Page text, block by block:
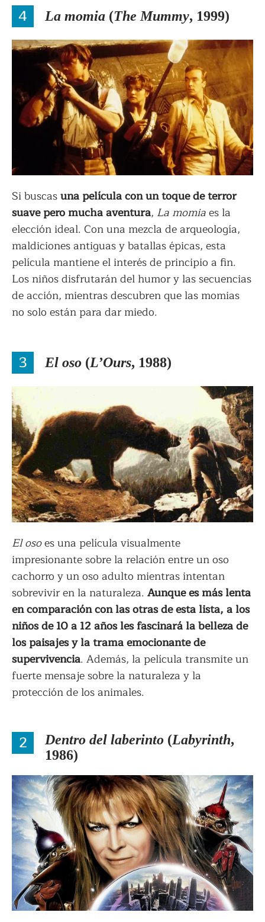
4 La momia (The Mummy, 1999)
Si buscasuna película con un toque de terror
suave pero mucha aventura, La momiaes la
elección ideal. Con una mezcla de arqueología,
maldiciones antiguas y batallas épicas, esta
película mantiene el interés de principio a fin.
Los niños disfrutarán del humor y las secuencias
de acción, mientras descubren que las momias
no solo están para dar miedo.
3 El oso (L’Ours, 1988)
El osoes una película visualmente
impresionante sobre la relación entre un oso
cachorro y un oso adulto mientras intentan
sobrevivir en la naturaleza. Aunque es más lenta
en comparación con las otras de esta lista, a los
niños de 10 a 12 años les fascinará la belleza de
los paisajes y la trama emocionante de
supervivencia. Además, la película transmite un
fuerte mensaje sobre la naturaleza y la
protección de los animales.
2 Dentro del laberinto (Labyrinth,
1986)